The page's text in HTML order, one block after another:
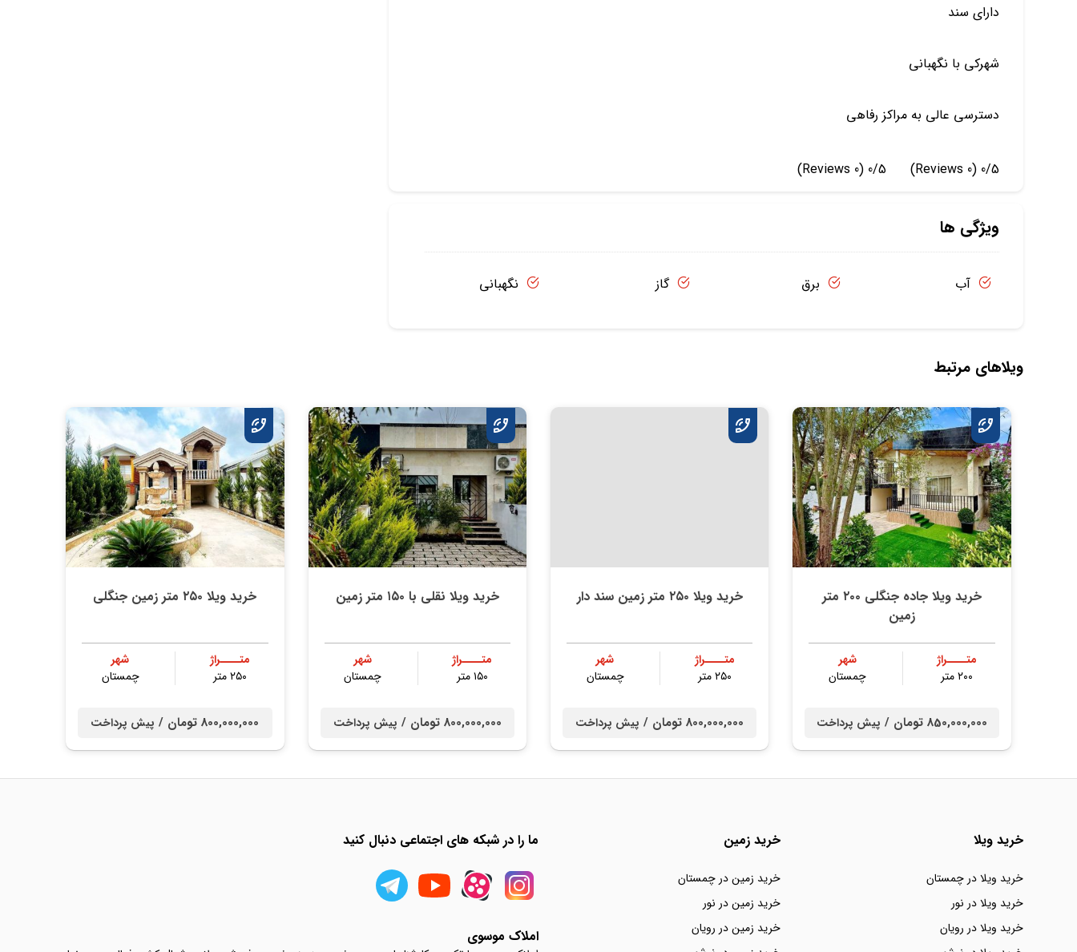
دارای سند
شهرکی با نگهبانی
دسترسی عالی به مراکز رفاهی
0/5
(0 Reviews)
0/5
(0 Reviews)
ویژگی ها
آب برق گاز نگهبانی
ویلاهای مرتبط
خرید ویلا جاده جنگلی ۲۰۰ متر
زمین
متــــراژ
۲۰۰ متر
شهر
چمستان
850,000,000 تومان / پیش پرداخت
خرید ویلا ۲۵۰ متر زمین سند دار
متــــراژ
۲۵۰ متر
شهر
چمستان
800,000,000 تومان / پیش پرداخت
خرید ویلا نقلی با ۱۵۰ متر زمین
متــــراژ
۱۵۰ متر
شهر
چمستان
800,000,000 تومان / پیش پرداخت
خرید ویلا ۲۵۰ متر زمین جنگلی
متــــراژ
۲۵۰ متر
شهر
چمستان
800,000,000 تومان / پیش پرداخت
خرید ویلا
خرید ویلا در چمستان
خرید ویلا در نور
خرید ویلا در رویان
خرید زمین
خرید زمین در چمستان
خرید زمین در نور
خرید زمین در رویان
ما را در شبکه های اجتماعی دنبال کنید
املاک موسوی